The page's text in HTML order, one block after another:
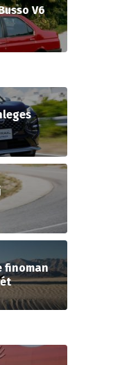
V6
finoman